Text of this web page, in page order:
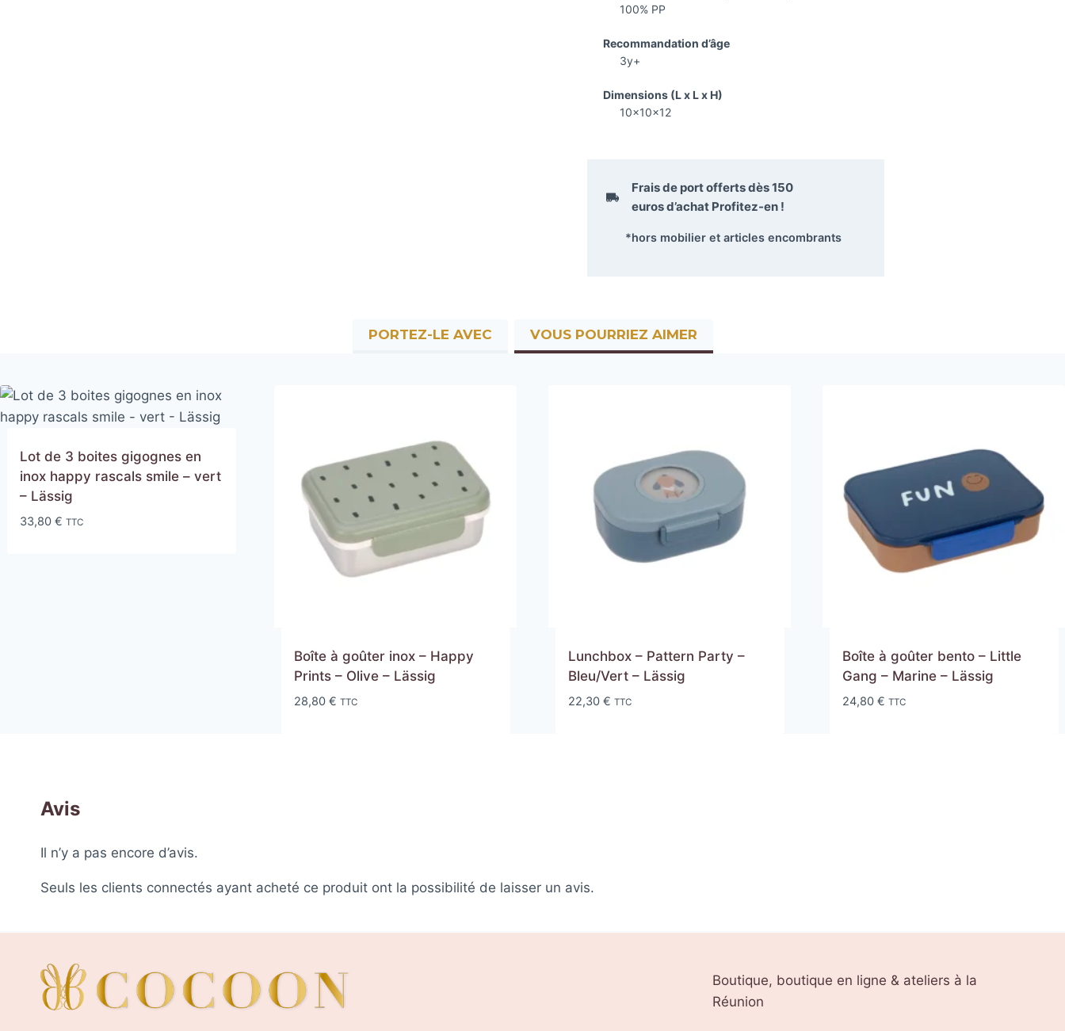
100% PP
Recommandation d’âge
3y+
Dimensions (L x L x H)
10x10x12
Frais de port offerts dès150
eurosd’achat Profitez-en !
*hors mobilier et articles encombrants
PORTEZ-LE AVEC VOUS POURRIEZ AIMER
Lot de 3 boites gigognes en
inox happy rascals smile – vert
– Lässig
33,80 € TTC
Boîte à goûter inox – Happy
Prints – Olive – Lässig
28,80 € TTC
Lunchbox – Pattern Party –
Bleu/Vert – Lässig
22,30 € TTC
Boîte à goûter bento – Little
Gang – Marine – Lässig
24,80 € TTC
Avis
Il n’y a pas encore d’avis.
Seuls les clients connectés ayant acheté ce produit ont la possibilité de laisser un avis.
Boutique, boutique en ligne & ateliers à la
Réunion